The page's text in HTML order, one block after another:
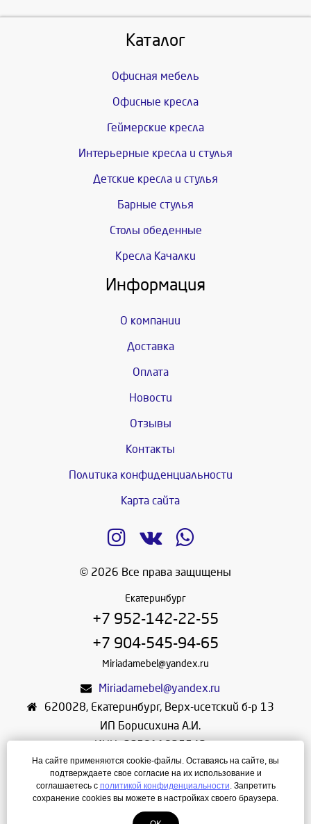
Каталог
Офисная мебель
Офисные кресла
Геймерские кресла
Интерьерные кресла и стулья
Детские кресла и стулья
Барные стулья
Столы обеденные
Кресла Качалки
Информация
О компании
Доставка
Оплата
Новости
Отзывы
Контакты
Политика конфиденциальности
Карта сайта
© 2026 Все права защищены
Екатеринбург
+7 952-142-22-55
+7 904-545-94-65
Miriadamebel@yandex.ru
Miriadamebel@yandex.ru
620028, Екатеринбург, Верх-исетский б-р 13
ИП Борисихина А.И.
ИНН: 665811825542
ОГРНИП: 312665804600057
Режим работы: Ежедневно с 10-30 до 19-30
На сайте применяются cookie-файлы. Оставаясь на сайте, вы
подтверждаете свое согласие на их использование и
соглашаетесь с политикой конфиденциальности. Запретить
сохранение cookies вы можете в настройках своего браузера.